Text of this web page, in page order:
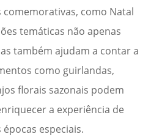
comemorativas, como Natal
temáticas não apenas
também ajudam a contar a
como guirlandas,
florais sazonais podem
a experiência de
especiais.